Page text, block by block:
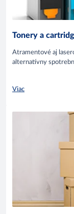
Tonery a
Atramentové aj
alternatívny
Viac